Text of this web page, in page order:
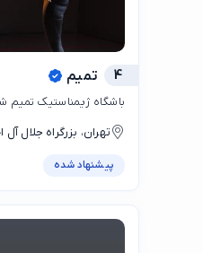
4 تمیم
باشگاه ژیمناستیک تمیم
تهران، بزرگراه جلال
پیشنهاد شده